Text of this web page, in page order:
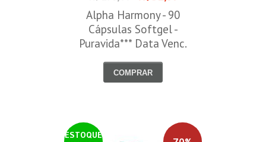
Alpha Harmony - 90
Cápsulas Softgel -
Puravida*** Data Venc.
COMPRAR
ESTOQUE